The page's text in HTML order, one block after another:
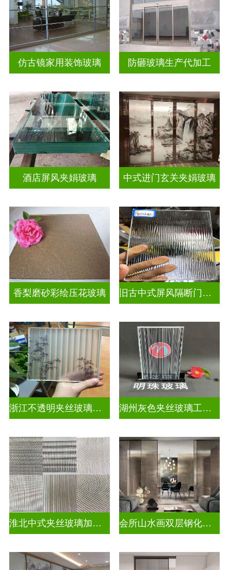
仿古镜家用装饰玻璃 防砸玻璃生产代加工
酒店屏风夹娟玻璃 中式进门玄关夹娟玻璃
香梨磨砂彩绘压花玻璃 旧古中式屏风隔断门窗彩绘压花玻璃
浙江不透明夹丝玻璃定做 湖州灰色夹丝玻璃工厂招聘
淮北中式夹丝玻璃加工点 会所山水画双层钢化夹胶